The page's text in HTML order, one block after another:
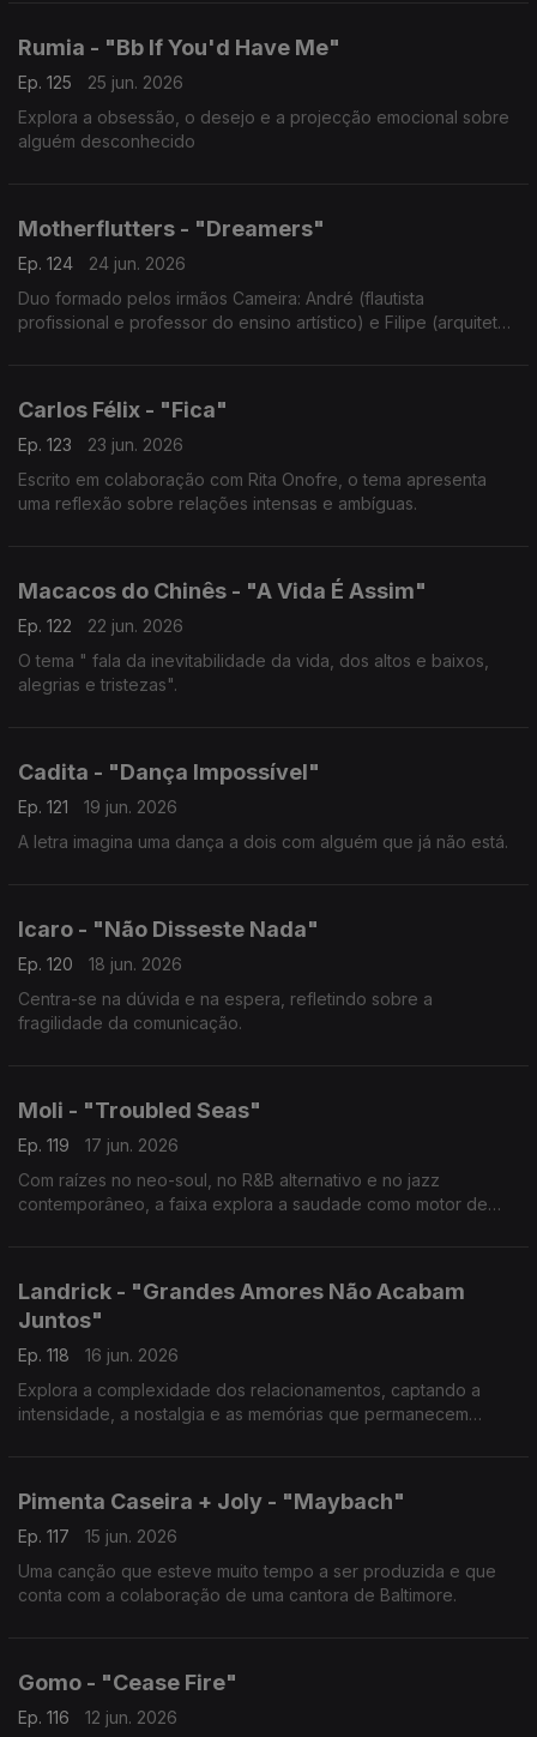
Rumia - "Bb If You'd Have Me"
Ep. 125
25 jun. 2026
Explora a obsessão, o desejo e a projecção emocional sobre
alguém desconhecido
Motherflutters - "Dreamers"
Ep. 124
24 jun. 2026
Duo formado pelos irmãos Cameira: André (flautista
profissional e professor do ensino artístico) e Filipe (arquiteto
Carlos Félix - "Fica"
Ep. 123
23 jun. 2026
Escrito em colaboração com Rita Onofre, o tema apresenta
uma reflexão sobre relações intensas e ambíguas.
Macacos do Chinês - "A Vida É Assim"
Ep. 122
22 jun. 2026
O tema " fala da inevitabilidade da vida, dos altos e baixos,
alegrias e tristezas".
Cadita - "Dança Impossível"
Ep. 121
19 jun. 2026
A letra imagina uma dança a dois com alguém que já não está.
Icaro - "Não Disseste Nada"
Ep. 120
18 jun. 2026
Centra-se na dúvida e na espera, refletindo sobre a
fragilidade da comunicação.
Moli - "Troubled Seas"
Ep. 119
17 jun. 2026
Com raízes no neo-soul, no R&B alternativo e no jazz
contemporâneo, a faixa explora a saudade como motor de
Landrick - "Grandes Amores Não Acabam
Juntos"
Ep. 118
16 jun. 2026
Explora a complexidade dos relacionamentos, captando a
intensidade, a nostalgia e as memórias que permanecem
Pimenta Caseira + Joly - "Maybach"
Ep. 117
15 jun. 2026
Uma canção que esteve muito tempo a ser produzida e que
conta com a colaboração de uma cantora de Baltimore.
Gomo - "Cease Fire"
Ep. 116
12 jun. 2026